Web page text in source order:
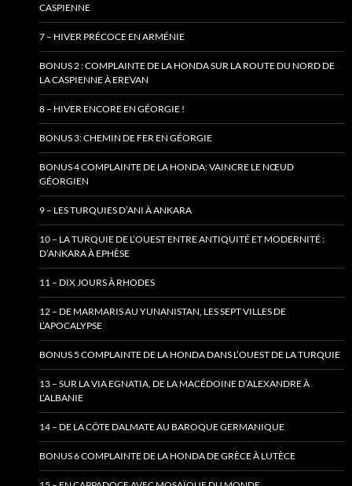
CASPIENNE
7 – HIVER PRÉCOCE EN ARMÉNIE
BONUS 2 : COMPLAINTE DE LA HONDA SUR LA ROUTE DU NORD DE
LA CASPIENNE À EREVAN
8 – HIVER ENCORE EN GÉORGIE !
BONUS 3: CHEMIN DE FER EN GÉORGIE
BONUS 4 COMPLAINTE DE LA HONDA: VAINCRE LE NŒUD
GÉORGIEN
9 – LES TURQUIES D’ANI À ANKARA
10 – LA TURQUIE DE L’OUEST ENTRE ANTIQUITÉ ET MODERNITÉ :
D’ANKARA À EPHÈSE
11 – DIX JOURS À RHODES
12 – DE MARMARIS AU YUNANISTAN, LES SEPT VILLES DE
L’APOCALYPSE
BONUS 5 COMPLAINTE DE LA HONDA DANS L’OUEST DE LA TURQUIE
13 – SUR LA VIA EGNATIA, DE LA MACÉDOINE D’ALEXANDRE À
L’ALBANIE
14 – DE LA CÔTE DALMATE AU BAROQUE GERMANIQUE
BONUS 6 COMPLAINTE DE LA HONDA DE GRÈCE À LUTÈCE